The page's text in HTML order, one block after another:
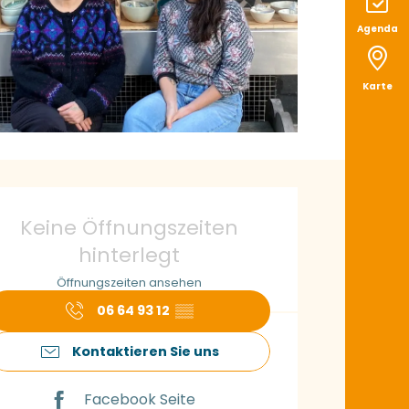
Agenda
Karte
&
Keine Öffnungszeiten
hinterlegt
Öffnungszeiten ansehen
06 64 93 12 ▒▒
Kontaktieren Sie uns
Facebook Seite